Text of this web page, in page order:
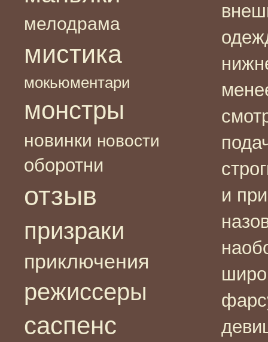
мелодрама
мистика
мокьюментари
монстры
новинки новости
оборотни
отзыв
призраки
приключения
режиссеры
саспенс
и